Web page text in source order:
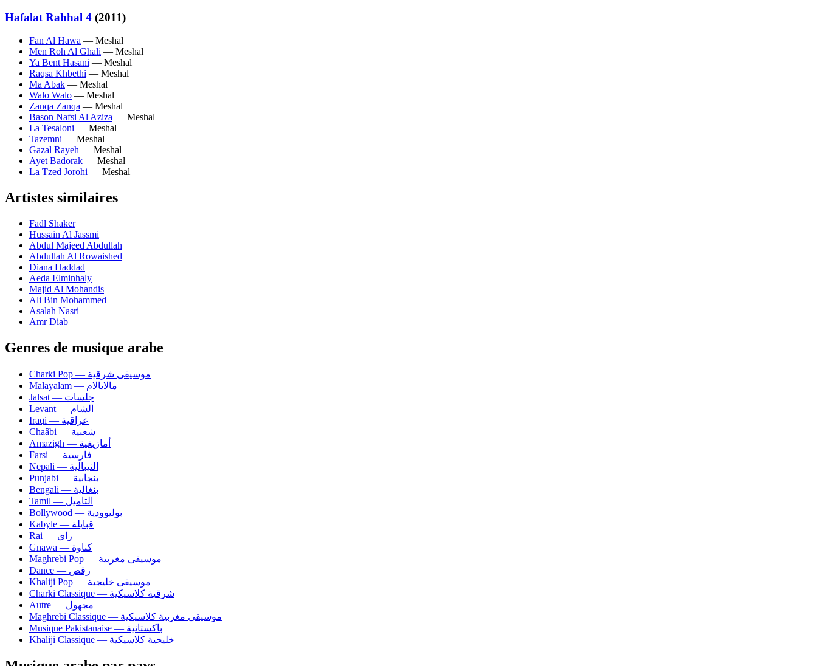
Hafalat Rahhal 4 (2011)
Fan Al Hawa — Meshal
Men Roh Al Ghali — Meshal
Ya Bent Hasani — Meshal
Raqsa Khbethi — Meshal
Ma Abak — Meshal
Walo Walo — Meshal
Zanqa Zanqa — Meshal
Bason Nafsi Al Aziza — Meshal
La Tesaloni — Meshal
Tazemni — Meshal
Gazal Rayeh — Meshal
Ayet Badorak — Meshal
La Tzed Jorohi — Meshal
Artistes similaires
Fadl Shaker
Hussain Al Jassmi
Abdul Majeed Abdullah
Abdullah Al Rowaished
Diana Haddad
Aeda Elminhaly
Majid Al Mohandis
Ali Bin Mohammed
Asalah Nasri
Amr Diab
Genres de musique arabe
Charki Pop — موسيقى شرقية
Malayalam — مالايالام
Jalsat — جلسات
Levant — الشام
Iraqi — عراقية
Chaâbi — شعبية
Amazigh — أمازيغية
Farsi — فارسية
Nepali — النيبالية
Punjabi — بنجابية
Bengali — بنغالية
Tamil — التاميل
Bollywood — بوليوودية
Kabyle — قبايلة
Rai — راي
Gnawa — كناوة
Maghrebi Pop — موسيقى مغربية
Dance — رقص
Khaliji Pop — موسيقى خليجية
Charki Classique — شرقية كلاسيكية
Autre — مجهول
Maghrebi Classique — موسيقى مغربية كلاسيكية
Musique Pakistanaise — باكستانية
Khaliji Classique — خليجية كلاسيكية